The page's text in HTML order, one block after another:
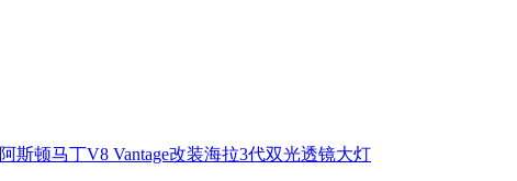
阿斯顿马丁V8 Vantage改装海拉3代双光透镜大灯